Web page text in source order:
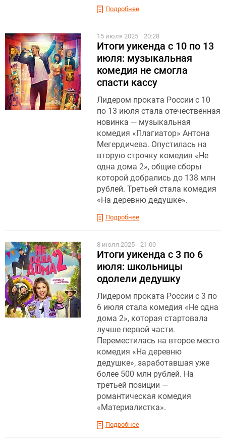
Подробнее
15 июля 2025 20:28
Итоги уикенда с 10 по 13
июля: музыкальная
комедия не смогла
спасти кассу
Лидером проката России с 10
по 13 июля стала отечественная
новинка — музыкальная
комедия «Плагиатор» Антона
Мегердичева. Опустилась на
вторую строчку комедия «Не
одна дома 2», общие сборы
которой добрались до 138 млн
рублей. Третьей стала комедия
«На деревню дедушке».
Подробнее
8 июля 2025 21:00
Итоги уикенда с 3 по 6
июля: школьницы
одолели дедушку
Лидером проката России с 3 по
6 июля стала комедия «Не одна
дома 2», которая стартовала
лучше первой части.
Переместилась на второе место
комедия «На деревню
дедушке», заработавшая уже
более 500 млн рублей. На
третьей позиции —
романтическая комедия
«Материалистка».
Подробнее